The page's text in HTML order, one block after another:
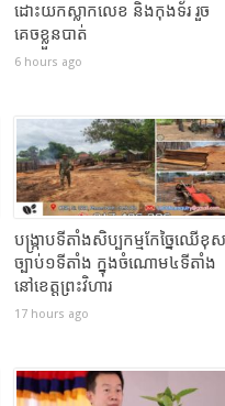
ដោះយកស្លាកលេខ និងកុងទ័រ រួច
គេចខ្លួនបាត់
6 hours ago
បង្រ្កាបទីតាំងសិប្បកម្មកែច្នៃឈើខុស
ច្បាប់១ទីតាំង ក្នុងចំណោម៤ទីតាំង
នៅខេត្តព្រះវិហារ
17 hours ago